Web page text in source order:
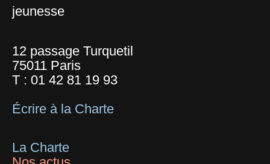
jeunesse
12 passage Turquetil
75011 Paris
T : 01 42 81 19 93
Écrire à la Charte
La Charte